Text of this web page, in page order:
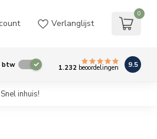
Verlanglijst
0
btw 1.232 beoordelingen 9.5
Snel inhuis!